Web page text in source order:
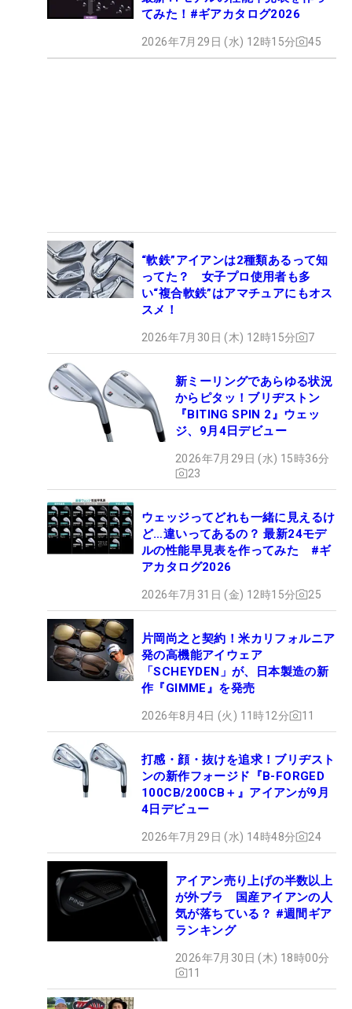
てみた！#ギアカタログ2026
2026年7月29日 (水) 12時15分 45
“軟鉄”アイアンは2種類あるって知
ってた？ 女子プロ使用者も多
い“複合軟鉄”はアマチュアにもオス
スメ！
2026年7月30日 (木) 12時15分 7
新ミーリングであらゆる状況
からピタッ！ブリヂストン
『BITING SPIN 2』ウェッ
ジ、9月4日デビュー
2026年7月29日 (水) 15時36分
23
ウェッジってどれも一緒に見えるけ
ど…違いってあるの？ 最新24モデ
ルの性能早見表を作ってみた #ギ
アカタログ2026
2026年7月31日 (金) 12時15分 25
片岡尚之と契約！米カリフォルニア
発の高機能アイウェア
「SCHEYDEN」が、日本製造の新
作『GIMME』を発売
2026年8月4日 (火) 11時12分 11
打感・顔・抜けを追求！ブリヂスト
ンの新作フォージド『B-FORGED
100CB/200CB＋』アイアンが9月
4日デビュー
2026年7月29日 (水) 14時48分 24
アイアン売り上げの半数以上
が外ブラ 国産アイアンの人
気が落ちている？ #週間ギア
ランキング
2026年7月30日 (木) 18時00分
11